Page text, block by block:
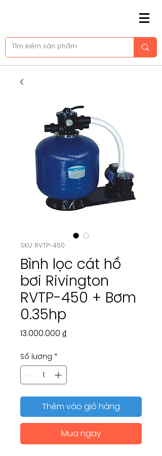
SKU: RVTP-450
Bình lọc cát hồ
bơi Rivington
RVTP-450 + Bơm
0.35hp
13.000.000 ₫Giá
Số lượng *
Thêm vào giỏ hàng
Mua ngay